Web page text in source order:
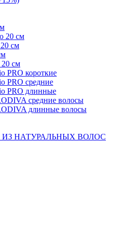
20 см
см
см
PRO короткие
PRO средние
PRO длинные
средние волосы
длинные волосы
НАТУРАЛЬНЫХ ВОЛОС